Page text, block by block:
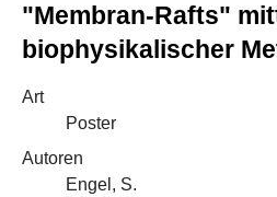
"Membran-Rafts"
biophysikalischer
Art
Poster
Autoren
Engel, S.